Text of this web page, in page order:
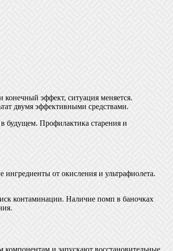
конечный эффект, ситуация меняется.
двумя эффективными средствами.
будущем. Профилактика старения и
от окисления и ультрафиолета.
контаминации. Наличие помп в баночках
и запускают восстановительные